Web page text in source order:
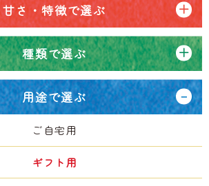
甘さ・特徴で選ぶ
種類で選ぶ
用途で選ぶ
ご自宅用
ギフト用